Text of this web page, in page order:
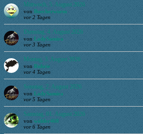
Mittwoch, 5. August 2026
von Buecherwurm
vor 2 Tagen
Dienstag, 4. August 2026
von LadySamira
vor 3 Tagen
Montag, 3. August 2026
von Ruhrie
vor 4 Tagen
Sonntag, 2. August 2026
von LadySamira
vor 5 Tagen
Samstag, 01. August 2026
von widder468
vor 6 Tagen